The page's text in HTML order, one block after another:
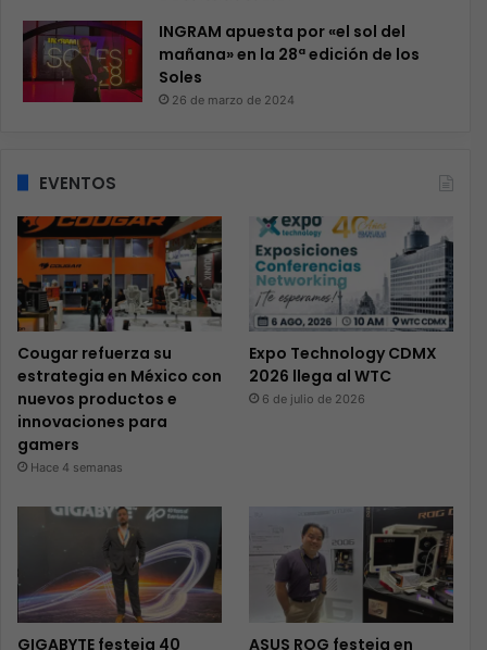
INGRAM apuesta por «el sol del
mañana» en la 28ª edición de los
Soles
26 de marzo de 2024
EVENTOS
Cougar refuerza su
estrategia en México con
nuevos productos e
innovaciones para
gamers
Hace 4 semanas
Expo Technology CDMX
2026 llega al WTC
6 de julio de 2026
GIGABYTE festeja 40 ASUS ROG festeja en